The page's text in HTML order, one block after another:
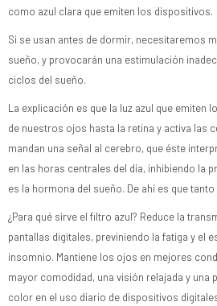
como azul clara que emiten los dispositivos.
Si se usan antes de dormir, necesitaremos
sueño, y provocarán una estimulación
ciclos del sueño.
La explicación es que la luz azul que emiten
de nuestros ojos hasta la retina y activa las
mandan una señal al cerebro, que éste
en las horas centrales del día, inhibiendo la
es la hormona del sueño. De ahí es que
¿Para qué sirve el filtro azul? Reduce la
pantallas digitales, previniendo la fatiga y el
insomnio. Mantiene los ojos en mejores
mayor comodidad, una visión relajada y una
color en el uso diario de dispositivos